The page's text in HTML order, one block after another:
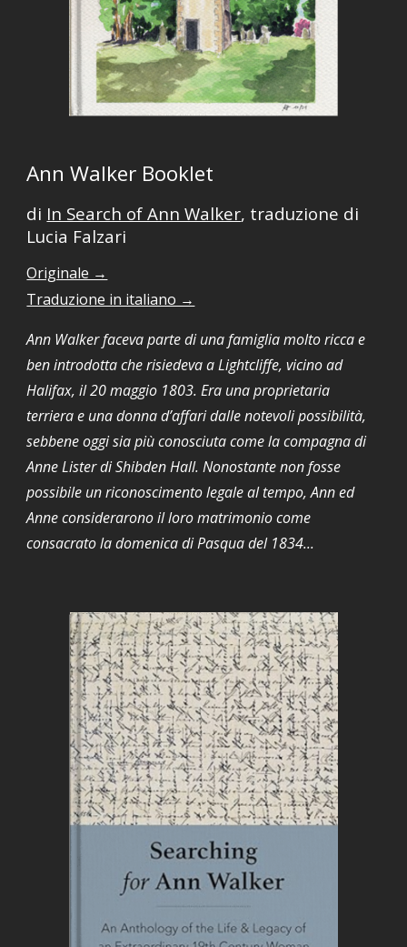
Ann Walker Booklet
di In Search of Ann Walker, traduzione di
Lucia Falzari
Originale →
Traduzione in italiano →
Ann Walker faceva parte di una famiglia molto ricca e
ben introdotta che risiedeva a Lightcliffe, vicino ad
Halifax, il 20 maggio 1803. Era una proprietaria
terriera e una donna d’affari dalle notevoli possibilità,
sebbene oggi sia più conosciuta come la compagna di
Anne Lister di Shibden Hall. Nonostante non fosse
possibile un riconoscimento legale al tempo, Ann ed
Anne considerarono il loro matrimonio come
consacrato la domenica di Pasqua del 1834...